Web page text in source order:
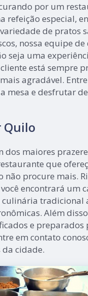
por um
refeição especial,
de pratos
nossa equipe
seja uma
está sempre
agradável.
mesa e desfrutar
Quilo
dos maiores
que
procure mais.
encontrará um
culinária tradicional
Além
e preparados
em contato
cidade.